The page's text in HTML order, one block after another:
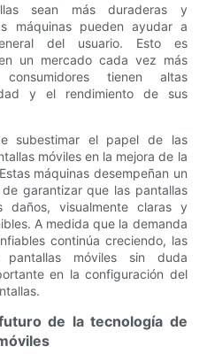
sean más duraderas y
máquinas pueden ayudar a
del usuario. Esto es
un mercado cada vez más
tienen altas
y el rendimiento de sus
subestimar el papel de las
móviles en la mejora de la
máquinas desempeñan un
garantizar que las pantallas
daños, visualmente claras y
A medida que la demanda
continúa creciendo, las
pantallas móviles sin duda
en la configuración del
de la tecnología de